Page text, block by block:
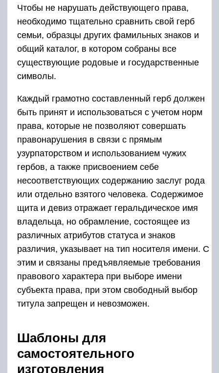
Чтобы не нарушать действующего права,
необходимо тщательно сравнить свой герб
семьи, образцы других фамильных знаков и
общий каталог, в котором собраны все
существующие родовые и государственные
символы.
Каждый грамотно составленный герб должен
быть принят и использоваться с учетом норм
права, которые не позволяют совершать
правонарушения в связи с прямым
узурпаторством и использованием чужих
гербов, а также присвоением себе
несоответствующих содержанию заслуг рода
или отдельно взятого человека. Содержимое
щита и девиз отражает геральдическое имя
владельца, но обрамление, состоящее из
различных атрибутов статуса и знаков
различия, указывает на тип носителя имени. С
этим и связаны предъявляемые требования
правового характера при выборе имени
субъекта права, при этом свободный выбор
титула запрещен и невозможен.
Шаблоны для
самостоятельного
изготовления